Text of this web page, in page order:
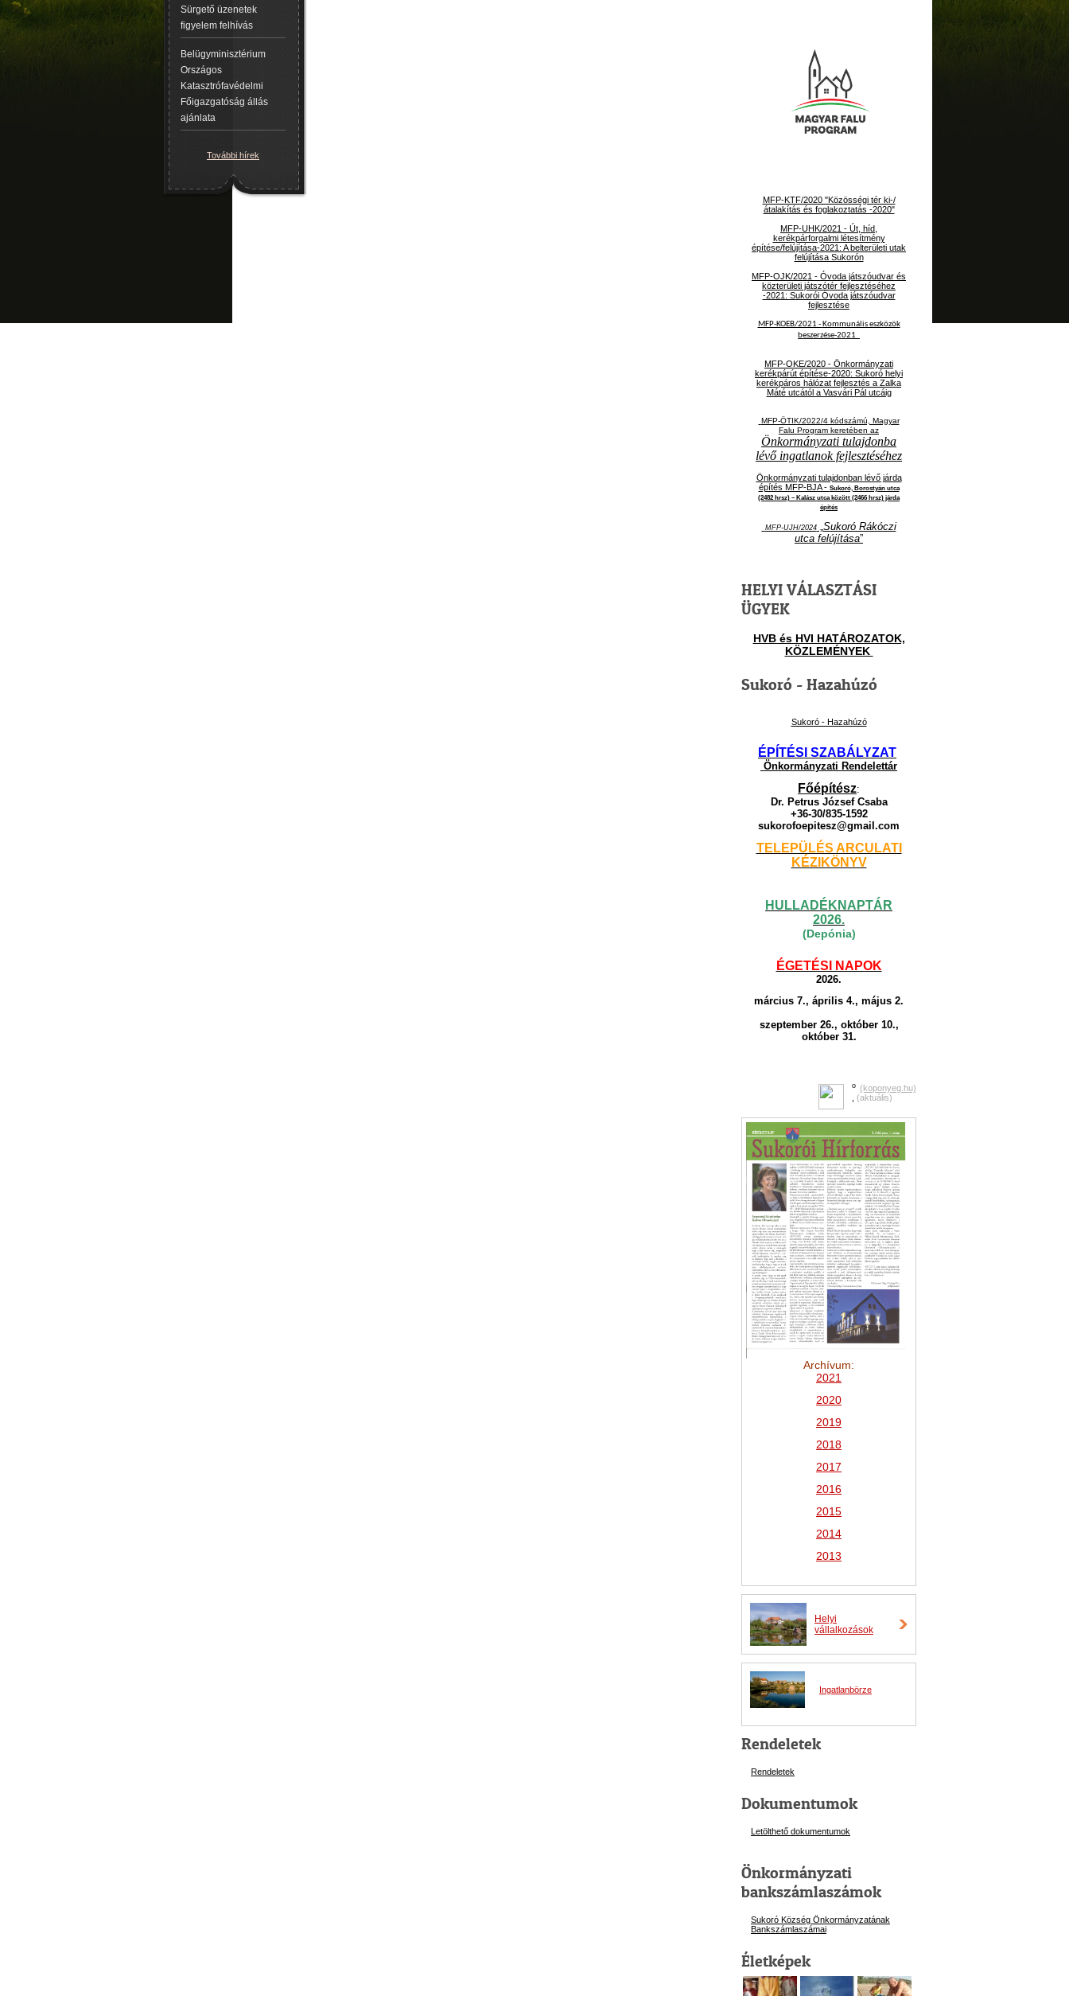
Sürgető üzenetek
figyelem felhívás
Belügyminisztérium
Országos
Katasztrófavédelmi
Főigazgatóság állás
ajánlata
További hírek
MFP-KTF/2020 "Közösségi tér ki-/
átalakítás és foglakoztatás -2020"
MFP-UHK/2021 - Út, híd,
kerékpárforgalmi létesítmény
építése/felújítása-2021: A belterületi utak
felújítása Sukorón
MFP-OJK/2021 - Óvoda játszóudvar és
közterületi játszótér fejlesztéséhez
-2021: Sukorói Óvoda játszóudvar
fejlesztése
MFP-KOEB/2021 - Kommunális eszközök
beszerzése-2021
MFP-OKE/2020 - Önkormányzati
kerékpárút építése-2020: Sukoró helyi
kerékpáros hálózat fejlesztés a Zalka
Máté utcától a Vasvári Pál utcáig
MFP-ÖTIK/2022/4 kódszámú, Magyar
Falu Program keretében az
Önkormányzati tulajdonba
lévő ingatlanok fejlesztéséhez
Önkormányzati tulajdonban lévő járda
építés MFP-BJA - Sukoró, Borostyán utca
(2482 hrsz) – Kalász utca között (2466 hrsz) járda
építés
MFP-UJH/2024„ Sukoró Rákóczi
utca felújítása”
HELYI VÁLASZTÁSI
ÜGYEK
HVB és HVI HATÁROZATOK,
KÖZLEMÉNYEK
Sukoró - Hazahúzó
Sukoró - Hazahúzó
ÉPÍTÉSI SZABÁLYZAT
Önkormányzati Rendelettár
Főépítész:
Dr. Petrus József Csaba
+36-30/835-1592
sukorofoepitesz@gmail.com
TELEPÜLÉS ARCULATI
KÉZIKÖNYV
HULLADÉKNAPTÁR
2026.
(Depónia)
ÉGETÉSI NAPOK
2026.
március 7., április 4., május 2.
szeptember 26., október 10.,
október 31.
o (koponyeg.hu)
(aktuális)
Archívum:
2021
2020
2019
2018
2017
2016
2015
2014
2013
Helyi
vállalkozások
Ingatlanbörze
Rendeletek
Rendeletek
Dokumentumok
Letölthető dokumentumok
Önkormányzati
bankszámlaszámok
Sukoró Község Önkormányzatának
Bankszámlaszámai
Életképek